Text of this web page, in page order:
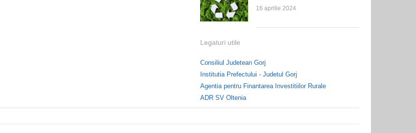
16 aprilie 2024
Legaturi utile
Consiliul Judetean Gorj
Institutia Prefectului - Judetul Gorj
Agentia pentru Finantarea Investitiilor Rurale
ADR SV Oltenia